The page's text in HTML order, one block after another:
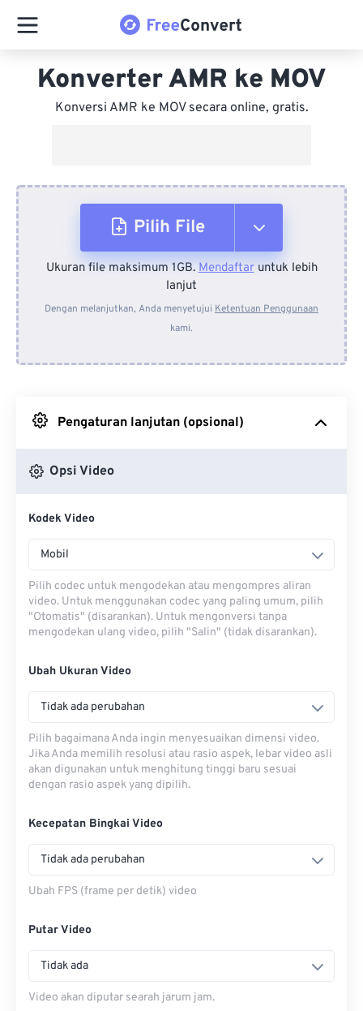
Konverter AMR ke MOV
Konversi AMR ke MOV secara online, gratis.
Pilih File
Dari Perangkat
Dari Dropbox
Ukuran file maksimum 1GB.Mendaftaruntuk lebih
lanjut
Dengan melanjutkan, Anda menyetujui Ketentuan Penggunaan
kami.
Pengaturan lanjutan (opsional)
Opsi Video
Kodek Video
Mobil
Pilih codec untuk mengodekan atau mengompres aliran
video. Untuk menggunakan codec yang paling umum, pilih
"Otomatis" (disarankan). Untuk mengonversi tanpa
mengodekan ulang video, pilih "Salin" (tidak disarankan).
Ubah Ukuran Video
Tidak ada perubahan
Pilih bagaimana Anda ingin menyesuaikan dimensi video.
Jika Anda memilih resolusi atau rasio aspek, lebar video asli
akan digunakan untuk menghitung tinggi baru sesuai
dengan rasio aspek yang dipilih.
Kecepatan Bingkai Video
Tidak ada perubahan
Ubah FPS (frame per detik) video
Putar Video
Tidak ada
Video akan diputar searah jarum jam.